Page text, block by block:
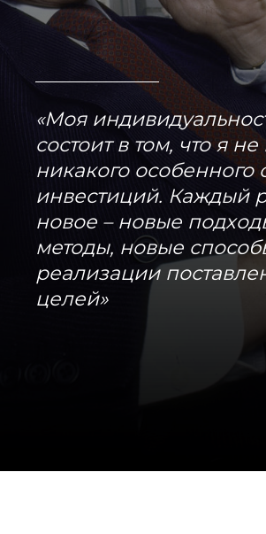
«Моя
состоит в том, что я
никакого особенного
инвестиций. Каждый
новое – новые
методы, новые
реализации
целей»